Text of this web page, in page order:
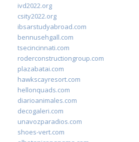
ivd2022.org
csity2022.org
ibsarstudyabroad.com
bennusehgall.com
tsecincinnati.com
roderconstructiongroup.com
plazabatai.com
hawkscayresort.com
hellonquads.com
diarioanimales.com
decogaleri.com
unavozparadios.com
shoes-vert.com